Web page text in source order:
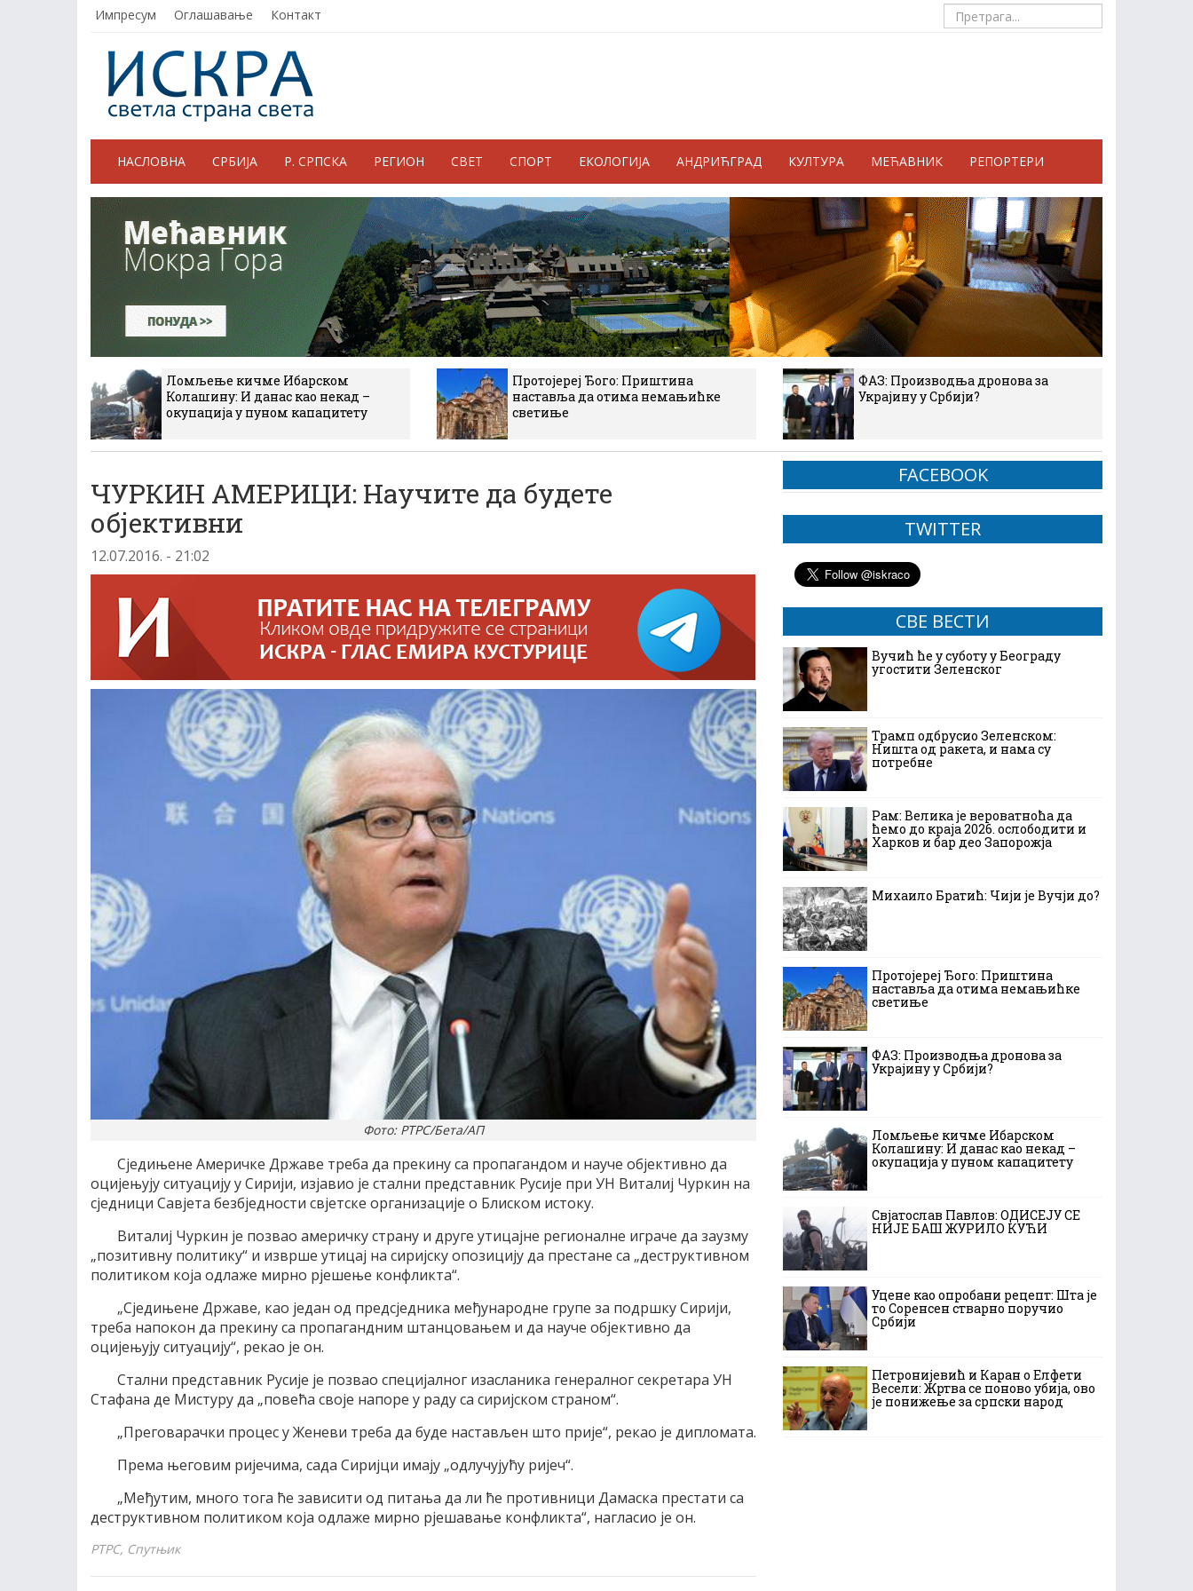
Импресум Оглашавање Контакт
НАСЛОВНА СРБИЈА Р. СРПСКА РЕГИОН СВЕТ СПОРТ ЕКОЛОГИЈА АНДРИЋГРАД КУЛТУРА МЕЋАВНИК РЕПОРТЕРИ
Ломљење кичме Ибарском
Колашину: И данас као некад –
окупација у пуном капацитету
Протојереј Ђого: Приштина
наставља да отима немањићке
светиње
ФАЗ: Производња дронова за
Украјину у Србији?
ЧУРКИН АМЕРИЦИ: Научите да будете
објективни
12.07.2016. - 21:02
Фото: РТРС/Бета/АП
Сједињене Америчке Државе треба да прекину са пропагандом и науче објективно да
оцијењују ситуацију у Сирији, изјавио је стални представник Русије при УН Виталиј Чуркин на
сједници Савјета безбједности свјетске организације о Блиском истоку.
Виталиј Чуркин је позвао америчку страну и друге утицајне регионалне играче да заузму
„позитивну политику“ и изврше утицај на сиријску опозицију да престане са „деструктивном
политиком која одлаже мирно рјешење конфликта“.
„Сједињене Државе, као један од предсједника међународне групе за подршку Сирији,
треба напокон да прекину са пропагандним штанцовањем и да науче објективно да
оцијењују ситуацију“, рекао је он.
Стални представник Русије је позвао специјалног изасланика генералног секретара УН
Стафана де Мистуру да „повећа своје напоре у раду са сиријском страном“.
„Преговарачки процес у Женеви треба да буде настављен што прије“, рекао је дипломата.
Према његовим ријечима, сада Сиријци имају „одлучујућу ријеч“.
„Међутим, много тога ће зависити од питања да ли ће противници Дамаска престати са
деструктивном политиком која одлаже мирно рјешавање конфликта“, нагласио је он.
РТРС, Спутњик
FACEBOOK
TWITTER
СВЕ ВЕСТИ
Вучић ће у суботу у Београду
угостити Зеленског
Трамп одбрусио Зеленском:
Ништа од ракета, и нама су
потребне
Рам: Велика је вероватноћа да
ћемо до краја 2026. ослободити и
Харков и бар део Запорожја
Михаило Братић: Чији је Вучји до?
Протојереј Ђого: Приштина
наставља да отима немањићке
светиње
ФАЗ: Производња дронова за
Украјину у Србији?
Ломљење кичме Ибарском
Колашину: И данас као некад –
окупација у пуном капацитету
Свјатослав Павлов: ОДИСЕЈУ СЕ
НИЈЕ БАШ ЖУРИЛО КУЋИ
Уцене као опробани рецепт: Шта је
то Соренсен стварно поручио
Србији
Петронијевић и Каран о Елфети
Весели: Жртва се поново убија, ово
је понижење за српски народ